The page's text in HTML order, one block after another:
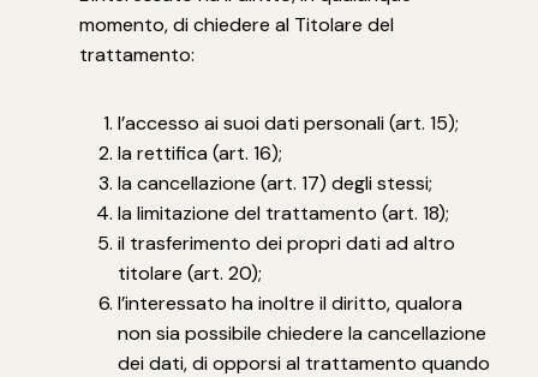
momento, di chiedere al Titolare del
trattamento:
l’accesso ai suoi dati personali (art. 15);
la rettifica (art. 16);
la cancellazione (art. 17) degli stessi;
la limitazione del trattamento (art. 18);
il trasferimento dei propri dati ad altro
titolare (art. 20);
l’interessato ha inoltre il diritto, qualora
non sia possibile chiedere la cancellazione
dei dati, di opporsi al trattamento quando